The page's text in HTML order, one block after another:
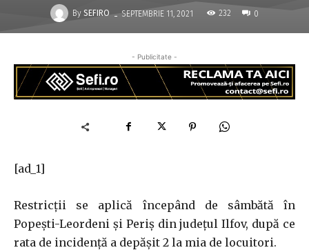
By SEFIRO - SEPTEMBRIE 11, 2021 232 0
- Publicitate -
[ad_1]
Restricţii se aplică începând de sâmbătă în
Popeşti-Leordeni şi Periş din judeţul Ilfov, după ce
rata de incidenţă a depăşit 2 la mia de locuitori.